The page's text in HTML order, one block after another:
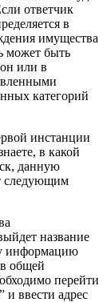
ответчик
в
имущества
может быть
или в
категорий
инстанции
в какой
данную
следующим
название
информацию
общей
перейти
и ввести адрес